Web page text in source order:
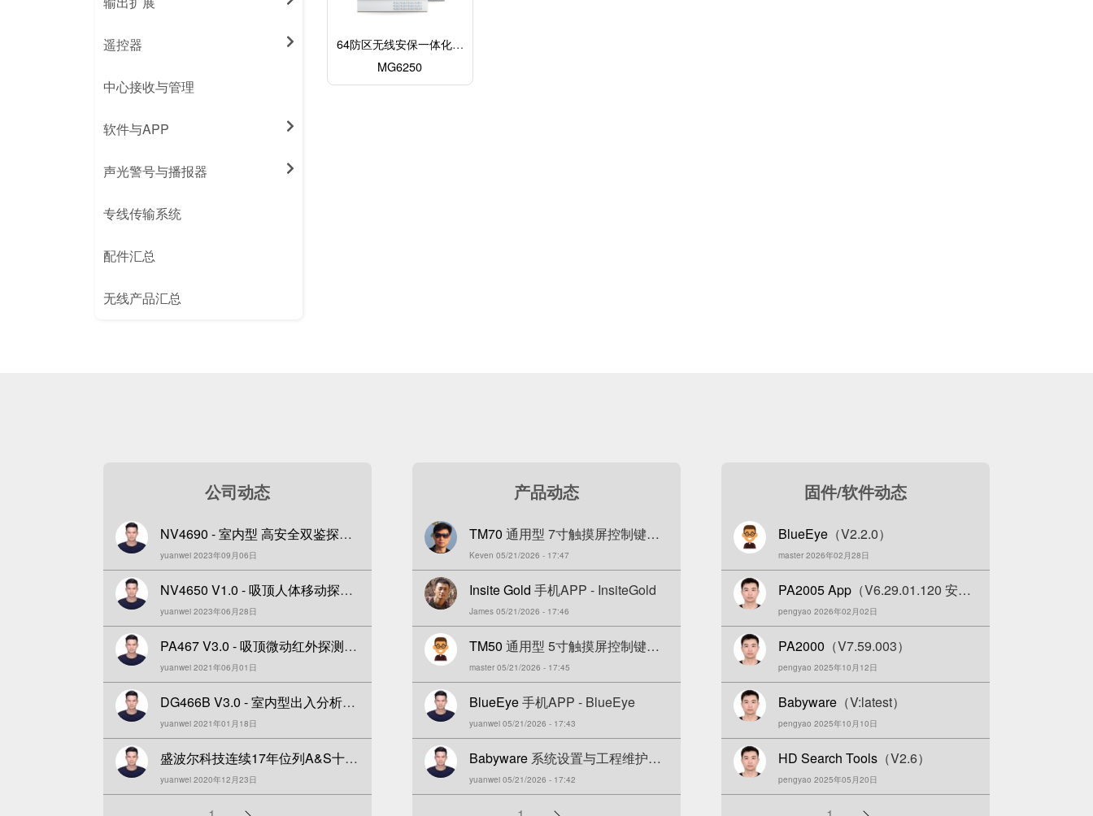
遥控器
中心接收与管理
软件与APP
声光警号与播报器
专线传输系统
配件汇总
无线产品汇总
64防区无线安保一体化主
机
MG6250
公司动态
NV4690 - 室内型 高安全双鉴探测
器全新升级发布！
yuanwei 2023年09月06日
NV4650 V1.0 - 吸顶人体移动探测
器全新发布！
yuanwei 2023年06月28日
PA467 V3.0 - 吸顶微动红外探测器
全新升级!
yuanwei 2021年06月01日
DG466B V3.0 - 室内型出入分析探
测器全新上市！
yuanwei 2021年01月18日
盛波尔科技连续17年位列A&S十大
品牌
yuanwei 2020年12月23日
产品动态
TM70 通用型 7寸触摸屏控制键盘
(EVO/SP/MG)
Keven 05/21/2026 - 17:47
Insite Gold 手机APP - InsiteGold
James 05/21/2026 - 17:46
TM50 通用型 5寸触摸屏控制键盘
(EVO/SP/MG)
master 05/21/2026 - 17:45
BlueEye手机APP - BlueEye
yuanwei 05/21/2026 - 17:43
Babyware 系统设置与工程维护软
件
yuanwei 05/21/2026 - 17:42
固件/软件动态
BlueEye （V2.2.0）
master 2026年02月28日
PA2005 App （V6.29.01.120 安卓
版）
pengyao 2026年02月02日
PA2000 （V7.59.003）
pengyao 2025年10月12日
Babyware （V:latest）
pengyao 2025年10月10日
HD Search Tools （V2.6）
pengyao 2025年05月20日